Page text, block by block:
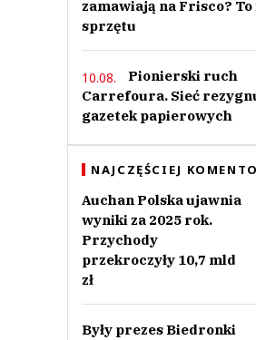
zamawiają na Frisco? To
sprzętu
10.08.
Pionierski ruch
Carrefoura. Sieć
gazetek papierowych
NAJCZĘŚCIEJ
Auchan Polska ujawnia
wyniki za 2025 rok.
Przychody
przekroczyły 10,7 mld
zł
Były prezes Biedronki